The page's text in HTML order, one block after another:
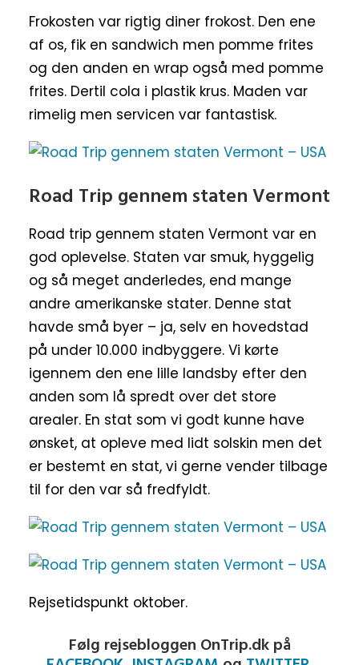
Frokosten var rigtig diner frokost. Den ene
af os, fik en sandwich men pomme frites
og den anden en wrap også med pomme
frites. Dertil cola i plastik krus. Maden var
rimelig men servicen var fantastisk.
Road Trip gennem staten Vermont
Road trip gennem staten Vermont var en
god oplevelse. Staten var smuk, hyggelig
og så meget anderledes, end mange
andre amerikanske stater. Denne stat
havde små byer – ja, selv en hovedstad
på under 10.000 indbyggere. Vi kørte
igennem den ene lille landsby efter den
anden som lå spredt over det store
arealer. En stat som vi godt kunne have
ønsket, at opleve med lidt solskin men det
er bestemt en stat, vi gerne vender tilbage
til for den var så fredfyldt.
Rejsetidspunkt oktober.
Følg rejsebloggen OnTrip.dk på